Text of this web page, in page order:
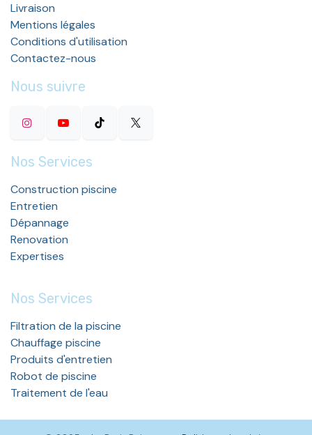
Livraison
Mentions légales
Conditions d'utilisation
Contactez-nous
Nous suivre
Nos Services
Construction piscine
Entretien
Dépannage
Renovation
Expertises
Nos Services
Filtration de la piscine
Chauffage piscine
Produits d'entretien
Robot de piscine
Traitement de l'eau